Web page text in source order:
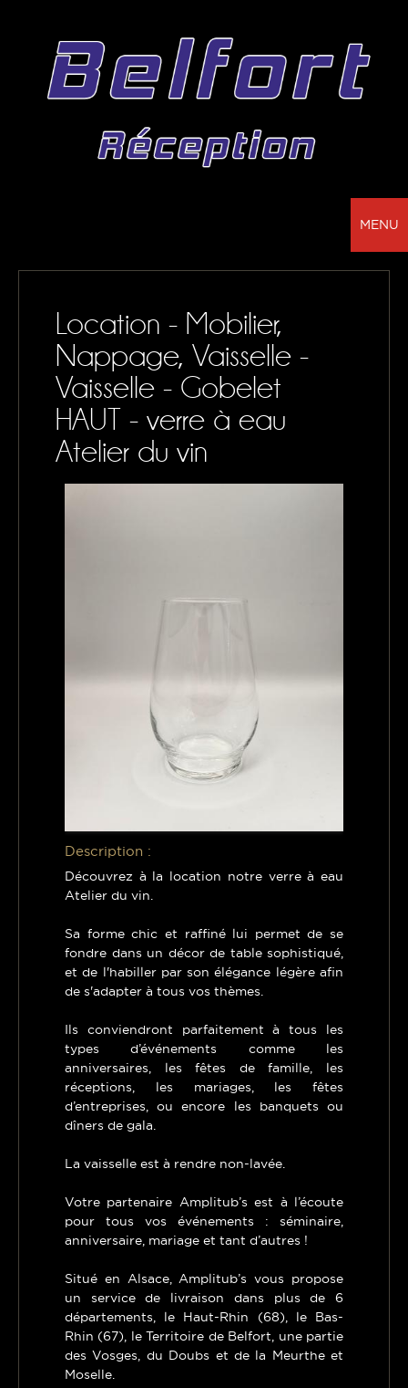
MENU
BELFORT RÉCEPTION - VOTRE PARTENAIRE
SONORISATION, VAISSELLE ET NAPPAGE
NOS RÉALISATIONS
CONTACTS
MON PANIER
Location - Mobilier,
Nappage, Vaisselle -
Vaisselle - Gobelet
HAUT - verre à eau
Atelier du vin
Description :
Découvrez à la location notre verre à eau
Atelier du vin.
Sa forme chic et raffiné lui permet de se
fondre dans un décor de table sophistiqué,
et de l'habiller par son élégance légère afin
de s'adapter à tous vos thèmes.
Ils conviendront parfaitement à tous les
types d’événements comme les
anniversaires, les fêtes de famille, les
réceptions, les mariages, les fêtes
d’entreprises, ou encore les banquets ou
dîners de gala.
La vaisselle est à rendre non-lavée.
Votre partenaire Amplitub’s est à l’écoute
pour tous vos événements : séminaire,
anniversaire, mariage et tant d’autres !
Situé en Alsace, Amplitub’s vous propose
un service de livraison dans plus de 6
départements, le Haut-Rhin (68), le Bas-
Rhin (67), le Territoire de Belfort, une partie
des Vosges, du Doubs et de la Meurthe et
Moselle.